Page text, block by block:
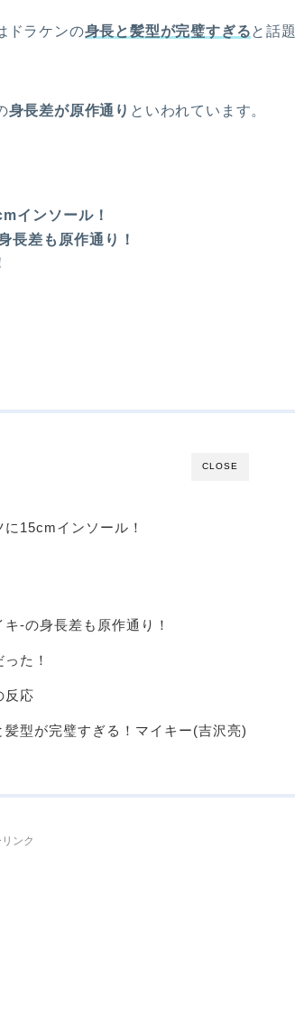
ドラケンの身長と髪型が完璧すぎると話題
身長差が原作通り といわれています。
インソール！
長差も原作通り！
CLOSE
15cmインソール！
-の身長差も原作通り！
た！
反応
型が完璧すぎる！マイキー(吉沢亮)
ンク